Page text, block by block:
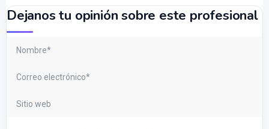
Dejanos tu opinión sobre este profesional